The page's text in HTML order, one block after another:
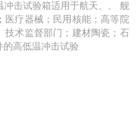
冲击试验箱适用于航天、、 舰
医疗器械；民用核能；高等院
技术监督部门；建材陶瓷；石
高低温冲击试验